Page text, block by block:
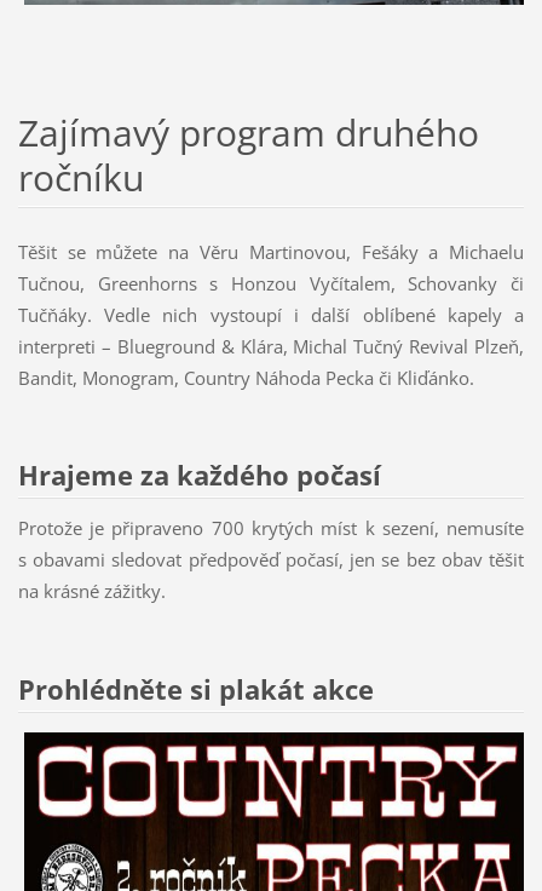
Zajímavý program druhého
ročníku
Těšit se můžete na Věru Martinovou, Fešáky a Michaelu
Tučnou, Greenhorns s Honzou Vyčítalem, Schovanky či
Tučňáky. Vedle nich vystoupí i další oblíbené kapely a
interpreti – Blueground & Klára, Michal Tučný Revival Plzeň,
Bandit, Monogram, Country Náhoda Pecka či Kliďánko.
Hrajeme za každého počasí
Protože je připraveno 700 krytých míst k sezení, nemusíte
s obavami sledovat předpověď počasí, jen se bez obav těšit
na krásné zážitky.
Prohlédněte si plakát akce